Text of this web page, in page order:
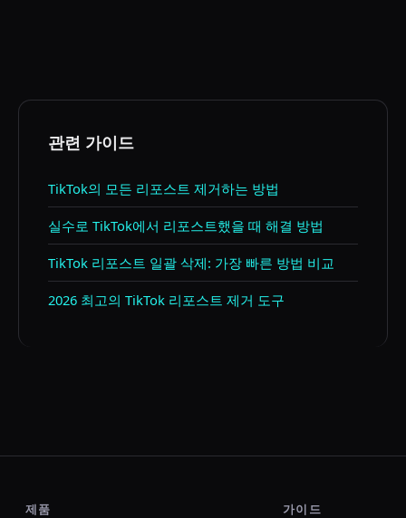
관련 가이드
TikTok의 모든 리포스트 제거하는 방법
실수로 TikTok에서 리포스트했을 때 해결 방법
TikTok 리포스트 일괄 삭제: 가장 빠른 방법 비교
2026 최고의 TikTok 리포스트 제거 도구
제품 가이드